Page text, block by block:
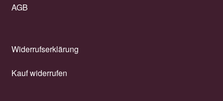
AGB
Widerrufserklärung
Kauf widerrufen